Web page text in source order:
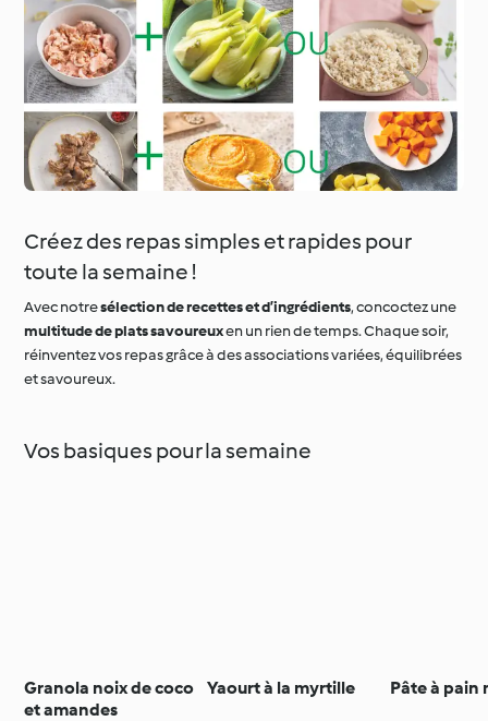
Créez des repas simples et rapides pour
toute la semaine !
Avec notresélection de recettes et d’ingrédients, concoctez une
multitude de plats savoureuxen un rien de temps. Chaque soir,
réinventez vos repas grâce à des associations variées, équilibrées
et savoureux.
Vos basiques pour la semaine
Granola noix de coco
et amandes
Yaourt à la myrtille Pâte à pain